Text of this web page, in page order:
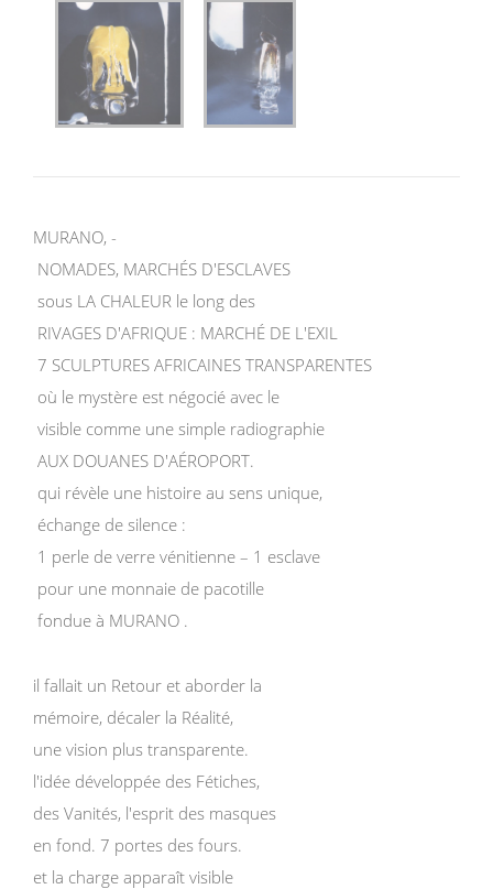
MURANO, -
NOMADES, MARCHÉS D'ESCLAVES
sous LA CHALEUR le long des
RIVAGES D'AFRIQUE : MARCHÉ DE L'EXIL
7 SCULPTURES AFRICAINES TRANSPARENTES
où le mystère est négocié avec le
visible comme une simple radiographie
AUX DOUANES D'AÉROPORT.
qui révèle une histoire au sens unique,
échange de silence :
1 perle de verre vénitienne – 1 esclave
pour une monnaie de pacotille
fondue à MURANO .
il fallait un Retour et aborder la
mémoire, décaler la Réalité,
une vision plus transparente.
l'idée développée des Fétiches,
des Vanités, l'esprit des masques
en fond. 7 portes des fours.
et la charge apparaît visible